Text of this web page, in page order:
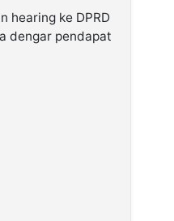
hearing ke DPRD
dengar pendapat